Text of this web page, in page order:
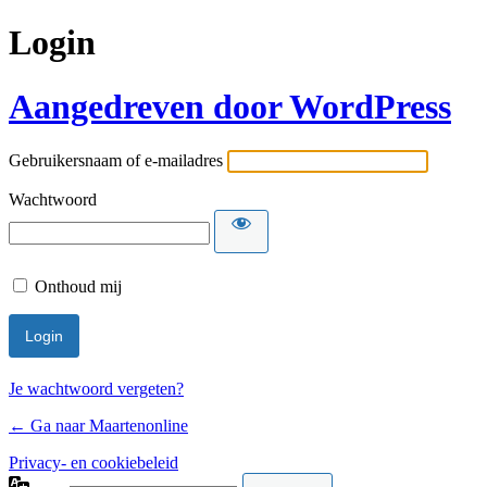
Login
Aangedreven door WordPress
Gebruikersnaam of e-mailadres
Wachtwoord
Onthoud mij
Je wachtwoord vergeten?
← Ga naar Maartenonline
Privacy- en cookiebeleid